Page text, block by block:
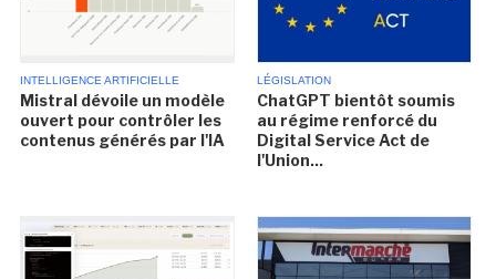
INTELLIGENCE ARTIFICIELLE
Mistral dévoile un modèle
ouvert pour contrôler les
contenus générés par l'IA
LÉGISLATION
ChatGPT bientôt soumis
au régime renforcé du
Digital Service Act de
l'Union...